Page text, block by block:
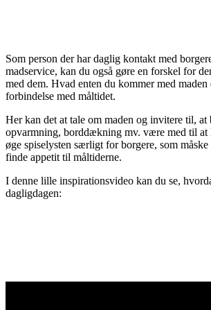
Som person der har daglig kontakt med
madservice, kan du også gøre en forskel for
med dem. Hvad enten du kommer med maden
forbindelse med måltidet.
Her kan det at tale om maden og invitere til, at
opvarmning, borddækning mv. være med til at
øge spiselysten særligt for borgere, som
finde appetit til måltiderne.
I denne lille inspirationsvideo kan du se,
dagligdagen: